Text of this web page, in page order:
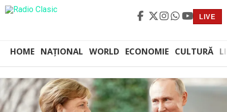
LIVE
HOME NAȚIONAL WORLD ECONOMIE CULTURĂ